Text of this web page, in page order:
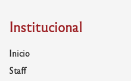
Institucional
Inicio
Staff